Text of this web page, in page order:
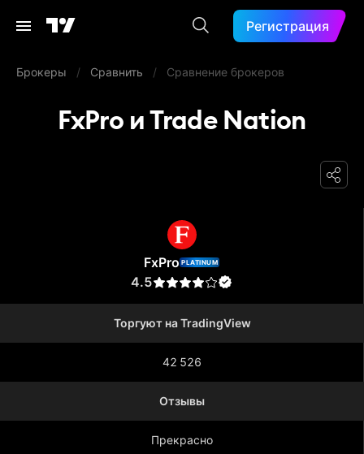
Регистрация
Брокеры / Сравнить / Сравнение брокеров
FxPro и Trade Nation
FxPro PLATINUM
4.5
Торгуют на TradingView
42 526
Отзывы
Прекрасно